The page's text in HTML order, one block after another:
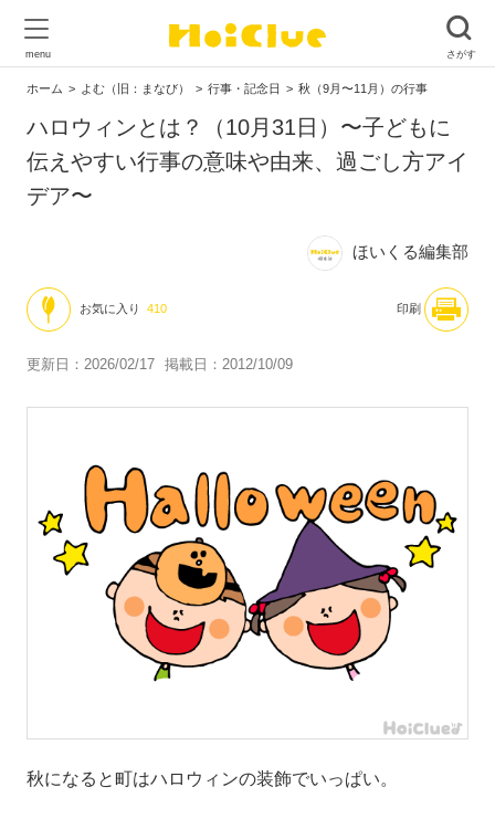
ホーム よむ（旧：まなび） 行事・記念日 秋（9月〜11月）の行事
ハロウィンとは？（10月31日）〜子どもに
伝えやすい行事の意味や由来、過ごし方アイ
デア〜
ほいくる編集部
お気に入り 410 印刷
更新日：2026/02/17 掲載日：2012/10/09
秋になると町はハロウィンの装飾でいっぱい。